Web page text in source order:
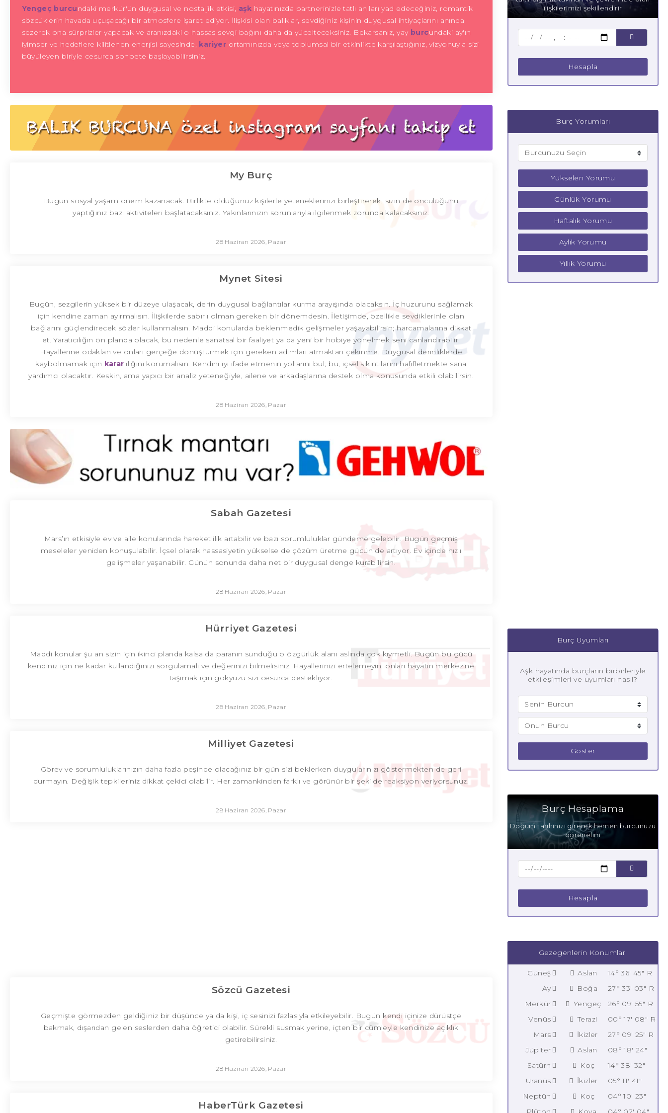
Yengeç burcundaki merkür'ün duygusal ve nostaljik etkisi, aşk hayatınızda partnerinizle tatlı anıları yad edeceğiniz, romantik
sözcüklerin havada uçuşacağı bir atmosfere işaret ediyor. İlişkisi olan balıklar, sevdiğiniz kişinin duygusal ihtiyaçlarını anında
sezerek ona sürprizler yapacak ve aranızdaki o hassas sevgi bağını daha da yücelteceksiniz. Bekarsanız, yay burcundaki ay'ın
iyimser ve hedeflere kilitlenen enerjisi sayesinde, kariyer ortamınızda veya toplumsal bir etkinlikte karşılaştığınız, vizyonuyla sizi
büyüleyen biriyle cesurca sohbete başlayabilirsiniz.
My Burç
Bugün sosyal yaşam önem kazanacak. Birlikte olduğunuz kişilerle yeteneklerinizi birleştirerek, sizin de öncülüğünü
yaptığınız bazı aktiviteleri başlatacaksınız. Yakınlarınızın sorunlarıyla ilgilenmek zorunda kalacaksınız.
28 Haziran 2026, Pazar
Mynet Sitesi
Bugün, sezgilerin yüksek bir düzeye ulaşacak, derin duygusal bağlantılar kurma arayışında olacaksın. İç huzurunu sağlamak
için kendine zaman ayırmalısın. İlişkilerde sabırlı olman gereken bir dönemdesin. İletişimde, özellikle sevdiklerinle olan
bağlarını güçlendirecek sözler kullanmalısın. Maddi konularda beklenmedik gelişmeler yaşayabilirsin; harcamalarına dikkat
et. Yaratıcılığın ön planda olacak, bu nedenle sanatsal bir faaliyet ya da yeni bir hobiye yönelmek seni canlandırabilir.
Hayallerine odaklan ve onları gerçeğe dönüştürmek için gereken adımları atmaktan çekinme. Duygusal derinliklerde
kaybolmamak için kararlılığını korumalısın. Kendini iyi ifade etmenin yollarını bul; bu, içsel sıkıntılarını hafifletmekte sana
yardımcı olacaktır. Keskin, ama yapıcı bir analiz yeteneğiyle, ailene ve arkadaşlarına destek olma konusunda etkili olabilirsin.
28 Haziran 2026, Pazar
Sabah Gazetesi
Mars’ın etkisiyle ev ve aile konularında hareketlilik artabilir ve bazı sorumluluklar gündeme gelebilir. Bugün geçmiş
meseleler yeniden konuşulabilir. İçsel olarak hassasiyetin yükselse de çözüm üretme gücün de artıyor. Ev içinde hızlı
gelişmeler yaşanabilir. Günün sonunda daha net bir duygusal denge kurabilirsin.
28 Haziran 2026, Pazar
Hürriyet Gazetesi
Maddi konular şu an sizin için ikinci planda kalsa da paranın sunduğu o özgürlük alanı aslında çok kıymetli. Bugün bu gücü
kendiniz için ne kadar kullandığınızı sorgulamalı ve değerinizi bilmelisiniz. Hayallerinizi ertelemeyin, onları hayatın merkezine
taşımak için gökyüzü sizi cesurca destekliyor.
28 Haziran 2026, Pazar
Milliyet Gazetesi
Görev ve sorumluluklarınızın daha fazla peşinde olacağınız bir gün sizi beklerken duygularınızı göstermekten de geri
durmayın. Değişik tepkileriniz dikkat çekici olabilir. Her zamankinden farklı ve görünür bir şekilde reaksiyon veriyorsunuz.
28 Haziran 2026, Pazar
Sözcü Gazetesi
Geçmişte görmezden geldiğiniz bir düşünce ya da kişi, iç sesinizi fazlasıyla etkileyebilir. Bugün kendi içinize dürüstçe
bakmak, dışarıdan gelen seslerden daha öğretici olabilir. Sürekli susmak yerine, içten bir cümleyle kendinize açıklık
getirebilirsiniz.
28 Haziran 2026, Pazar
HaberTürk Gazetesi
ilişkilerimizi şekillendirir
Hesapla
Burç Yorumları
Yükselen Yorumu
Günlük Yorumu
Haftalık Yorumu
Aylık Yorumu
Yıllık Yorumu
Burç Uyumları
Aşk hayatında burçların birbirleriyle
etkileşimleri ve uyumları nasıl?
Göster
Burç Hesaplama
Doğum tarihinizi girerek hemen burcunuzu
öğrenelim
Hesapla
Gezegenlerin Konumları
Güneş Aslan
14° 36' 45" R
Ay
Boğa
27° 33' 03" R
Merkür
Yengeç
26° 09' 55" R
Venüs
Terazi
00° 17' 08" R
Mars
İkizler
27° 09' 25" R
Jüpiter
Aslan
08° 18' 24"
Satürn
Koç
14° 38' 32"
Uranüs
İkizler
05° 11' 41"
Neptün
Koç
04° 10' 23"